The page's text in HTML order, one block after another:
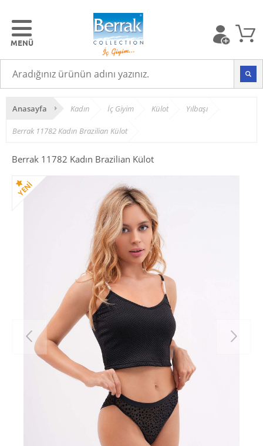
Anasayfa Kadın İç Giyim Külot Yılbaşı
Berrak 11782 Kadın Brazilian Külot
Berrak 11782 Kadın Brazilian Külot